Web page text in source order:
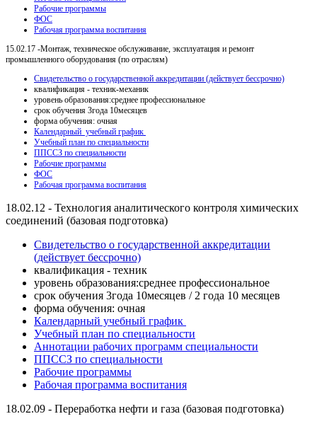
Рабочие программы
ФОС
Рабочая программа воспитания
15.02.17 -Монтаж, техническое обслуживание, эксплуатация и ремонт
промышленного оборудования (по отраслям)
Свидетельство о государственной аккредитации (действует бессрочно)
квалификация - техник-механик
уровень образования:среднее профессиональное
срок обучения 3года 10месяцев
форма обучения: очная
Календарный учебный график
Учебный план по специальности
ППCCЗ по специальности
Рабочие программы
ФОС
Рабочая программа воспитания
18.02.12 - Технология аналитического контроля химических
соединений (базовая подготовка)
Свидетельство о государственной аккредитации
(действует бессрочно)
квалификация - техник
уровень образования:среднее профессиональное
срок обучения 3года 10месяцев / 2 года 10 месяцев
форма обучения: очная
Календарный учебный график
Учебный план по специальности
Аннотации рабочих программ специальности
ППСCЗ по специальности
Рабочие программы
Рабочая программа воспитания
18.02.09 - Переработка нефти и газа (базовая подготовка)